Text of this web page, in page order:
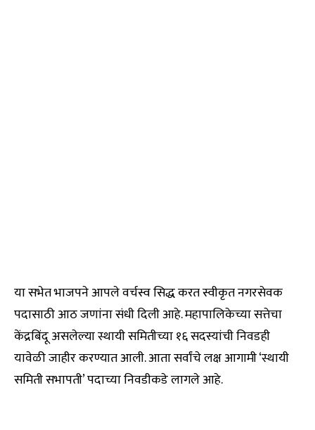
या सभेत भाजपने आपले वर्चस्व सिद्ध करत स्वीकृत नगरसेवक
पदासाठी आठ जणांना संधी दिली आहे. महापालिकेच्या सत्तेचा
केंद्रबिंदू असलेल्या स्थायी समितीच्या १६ सदस्यांची निवडही
यावेळी जाहीर करण्यात आली. आता सर्वांचे लक्ष आगामी ‘स्थायी
समिती सभापती’ पदाच्या निवडीकडे लागले आहे.